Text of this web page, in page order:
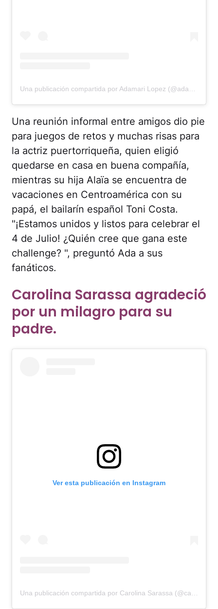
Una publicación compartida por Adamari Lopez (@adamarilopez)
Una reunión informal entre amigos dio pie
para juegos de retos y muchas risas para
la actriz puertorriqueña, quien eligió
quedarse en casa en buena compañía,
mientras su hija Alaïa se encuentra de
vacaciones en Centroamérica con su
papá, el bailarín español Toni Costa.
"¡Estamos unidos y listos para celebrar el
4 de Julio! ¿Quién cree que gana este
challenge? ", preguntó Ada a sus
fanáticos.
Carolina Sarassa agradeció
por un milagro para su
padre.
Ver esta publicación en Instagram